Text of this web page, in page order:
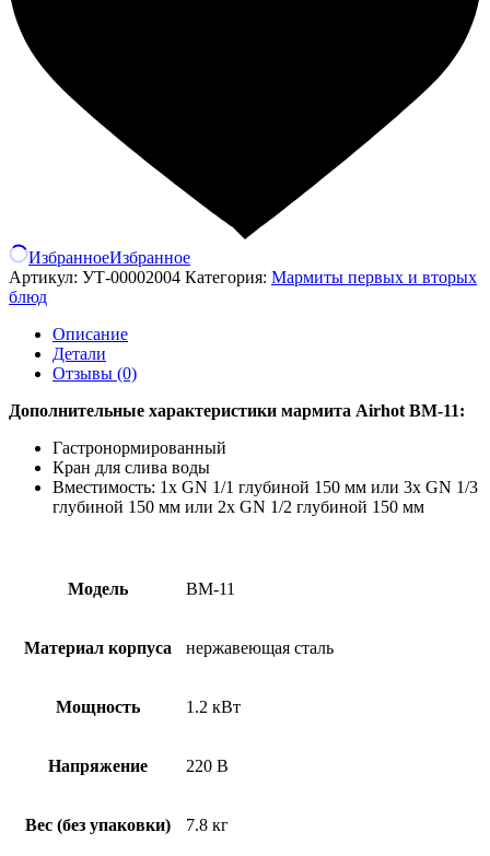
ИзбранноеИзбранное
Артикул: УТ-00002004 Категория: Мармиты первых и вторых
блюд
Описание
Детали
Отзывы (0)
Дополнительные характеристики мармита Airhot ВМ-11:
Гастронормированный
Кран для слива воды
Вместимость: 1х GN 1/1 глубиной 150 мм или 3х GN 1/3
глубиной 150 мм или 2х GN 1/2 глубиной 150 мм
Модель BM-11
Материал корпуса нержавеющая сталь
Мощность 1.2 кВт
Напряжение 220 В
Вес (без упаковки) 7.8 кг